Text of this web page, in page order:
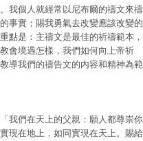
個人就經常以尼布爾的禱文來禱
事實；賜我勇氣去改變應該改變的
點是：主禱文是最佳的祈禱範本，
會境遇怎樣，我們如何向上帝祈
導我們的禱告文的內容和精神為範
們在天上的父親：願人都尊崇你
現在地上，如同實現在天上。賜給